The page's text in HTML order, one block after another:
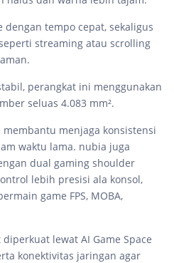
tempo cepat, sekaligus
streaming atau scrolling
perangkat ini menggunakan
seluas 4.083 mm².
menjaga konsistensi
waktu lama. nubia juga
dual gaming shoulder
lebih presisi ala konsol,
game FPS, MOBA,
lewat AI Game Space
konektivitas jaringan agar